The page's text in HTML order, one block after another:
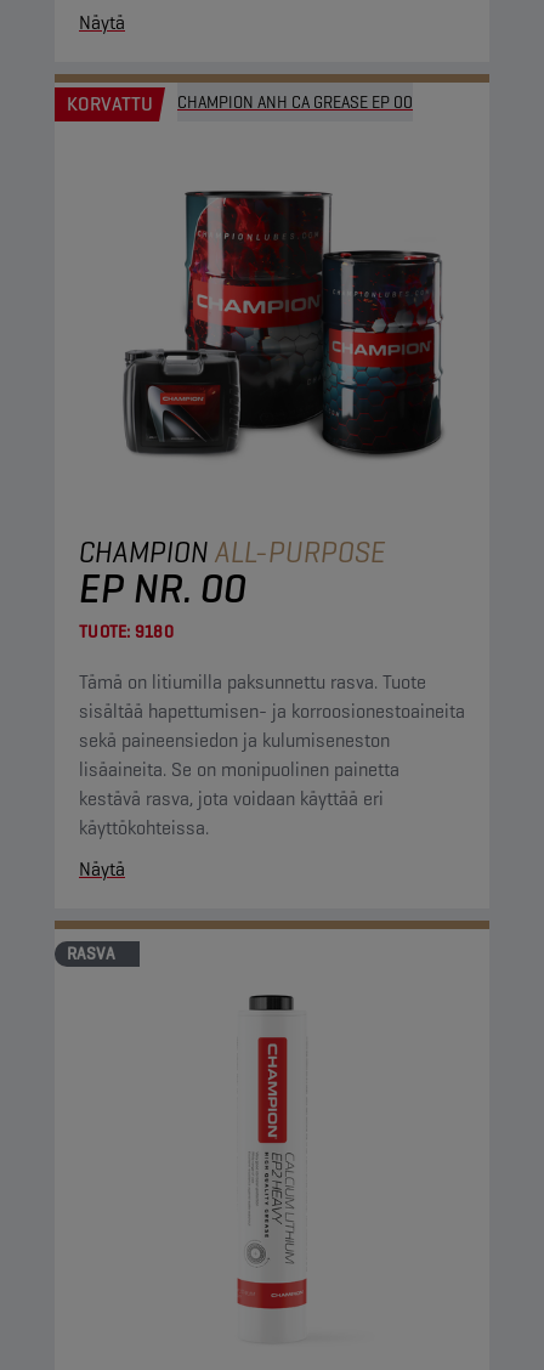
Näytä
KORVATTU CHAMPION ANH CA GREASE EP 00
CHAMPIONALL-PURPOSE
EP NR. 00
TUOTE: 9180
Tämä on litiumilla paksunnettu rasva. Tuote
sisältää hapettumisen- ja korroosionestoaineita
sekä paineensiedon ja kulumiseneston
lisäaineita. Se on monipuolinen painetta
kestävä rasva, jota voidaan käyttää eri
käyttökohteissa.
Näytä
RASVA